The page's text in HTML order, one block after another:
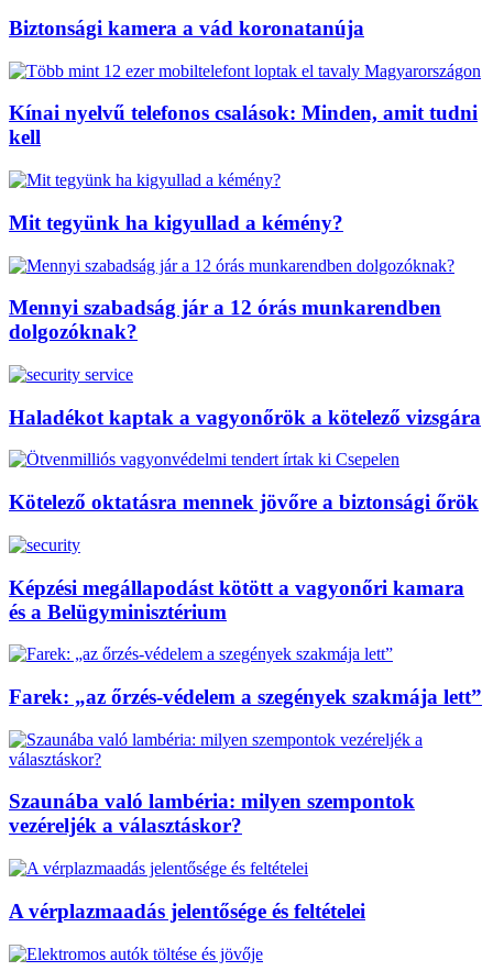
Biztonsági kamera a vád koronatanúja
Kínai nyelvű telefonos csalások: Minden, amit tudni
kell
Mit tegyünk ha kigyullad a kémény?
Mennyi szabadság jár a 12 órás munkarendben
dolgozóknak?
Haladékot kaptak a vagyonőrök a kötelező vizsgára
Kötelező oktatásra mennek jövőre a biztonsági őrök
Képzési megállapodást kötött a vagyonőri kamara
és a Belügyminisztérium
Farek: „az őrzés-védelem a szegények szakmája lett”
Szaunába való lambéria: milyen szempontok
vezéreljék a választáskor?
A vérplazmaadás jelentősége és feltételei